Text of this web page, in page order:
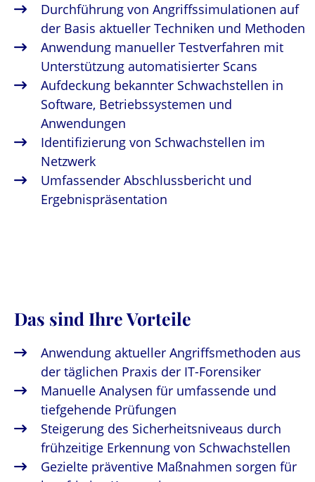
Durchführung von Angriffssimulationen auf
der Basis aktueller Techniken und Methoden
Anwendung manueller Testverfahren mit
Unterstützung automatisierter Scans
Aufdeckung bekannter Schwachstellen in
Software, Betriebssystemen und
Anwendungen
Identifizierung von Schwachstellen im
Netzwerk
Umfassender Abschlussbericht und
Ergebnispräsentation
Das sind Ihre Vorteile
Anwendung aktueller Angriffsmethoden aus
der täglichen Praxis der IT-Forensiker
Manuelle Analysen für umfassende und
tiefgehende Prüfungen
Steigerung des Sicherheitsniveaus durch
frühzeitige Erkennung von Schwachstellen
Gezielte präventive Maßnahmen sorgen für